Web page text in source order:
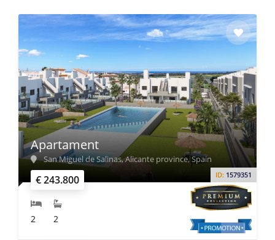
€ 243.800 ID: 1579351
Apartament
San Miguel de Salinas, Alicante province, Spain
2 2